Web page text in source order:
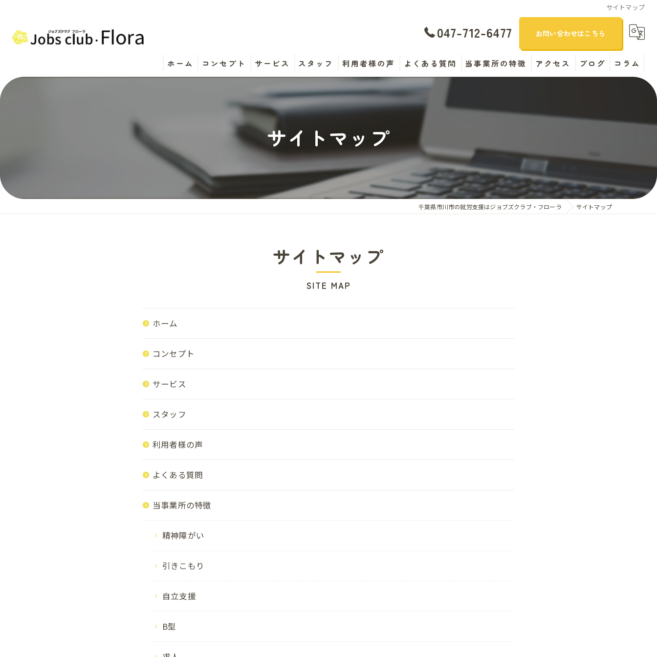
サイトマップ
047-712-6477 お問い合わせはこちら
ホーム コンセプト サービス スタッフ 利用者様の声 よくある質問 当事業所の特徴
B型
求人
アクセス ブログ コラム
サイトマップ
千葉県市川市の就労支援はジョブズクラブ・フローラ サイトマップ
SITE MAP
サイトマップ
ホーム
コンセプト
サービス
スタッフ
利用者様の声
よくある質問
当事業所の特徴
精神障がい
引きこもり
自立支援
B型